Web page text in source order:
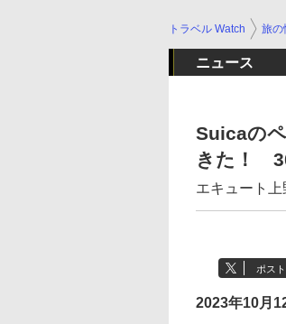
トラベル Watch 旅の
ニュース
Suicaの
きた！
エキュート上
ポスト
2023年10月